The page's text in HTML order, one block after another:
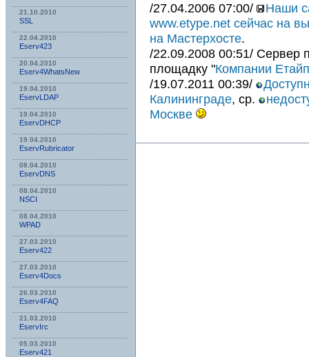
21.10.2010
SSL
22.04.2010
Eserv423
20.04.2010
Eserv4WhatsNew
19.04.2010
EservLDAP
19.04.2010
EservDHCP
19.04.2010
EservRubricator
08.04.2010
EservDNS
08.04.2010
NSСI
08.04.2010
WPAD
27.03.2010
Eserv422
27.03.2010
Eserv4Docs
26.03.2010
Eserv4FAQ
21.03.2010
EservIrc
05.03.2010
Eserv421
/27.04.2006 07:00/
Наши
www.etype.net сейчас на
на Мастерхосте.
/22.09.2008 00:51/ Сервер
площадку "Компании Етайп
/19.07.2011 00:39/
Калининграде, ср.
Москве